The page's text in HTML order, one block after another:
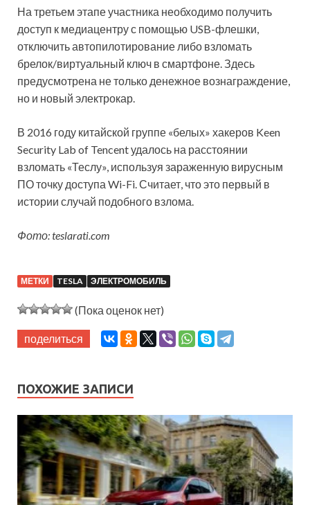
На третьем этапе участника необходимо получить
доступ к медиацентру с помощью USB-флешки,
отключить автопилотирование либо взломать
брелок/виртуальный ключ в смартфоне. Здесь
предусмотрена не только денежное вознаграждение,
но и новый электрокар.
В 2016 году китайской группе «белых» хакеров Keen
Security Lab of Tencent удалось на расстоянии
взломать «Теслу», используя зараженную вирусным
ПО точку доступа Wi-Fi. Считает, что это первый в
истории случай подобного взлома.
Фото: teslarati.com
МЕТКИ TESLA ЭЛЕКТРОМОБИЛЬ
(Пока оценок нет)
поделиться
ПОХОЖИЕ ЗАПИСИ